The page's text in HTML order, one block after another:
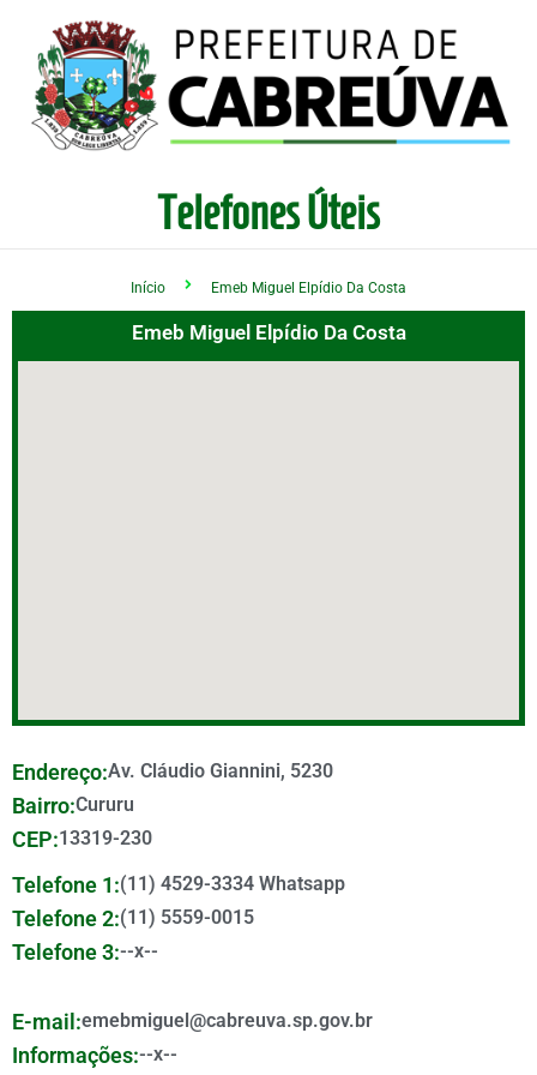
Telefones Úteis
Início Emeb Miguel Elpídio Da Costa
Emeb Miguel Elpídio Da Costa
Endereço:Av. Cláudio Giannini, 5230
Bairro:Cururu
CEP:13319-230
Telefone 1:(11) 4529-3334 Whatsapp
Telefone 2:(11) 5559-0015
Telefone 3:--x--
E-mail:emebmiguel@cabreuva.sp.gov.br
Informações:--x--